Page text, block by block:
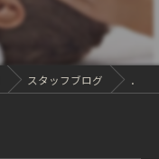
スタッフブログ ．